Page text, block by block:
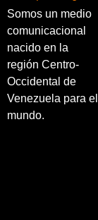
Somos un medio
comunicacional
nacido en la
región Centro-
Occidental de
Venezuela para el
mundo.